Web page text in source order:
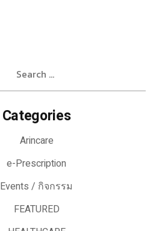
Categories
Arincare
e-Prescription
Events / กิจกรรม
FEATURED